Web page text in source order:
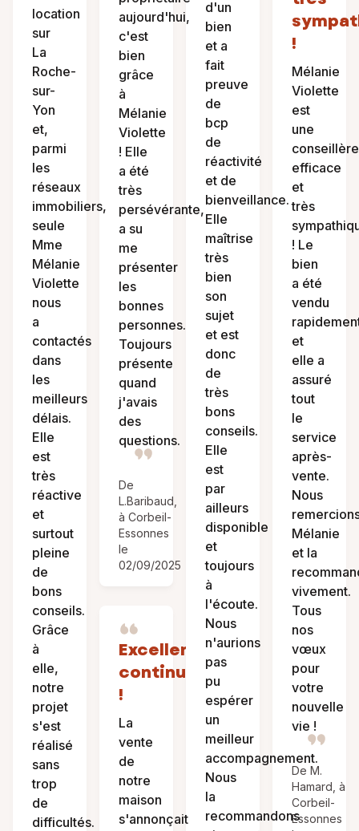
location
sur
La
Roche-
sur-
Yon
et,
parmi
les
réseaux
immobiliers,
seule
Mme
Mélanie
Violette
nous
a
contactés
dans
les
meilleurs
délais.
Elle
est
très
réactive
et
surtout
pleine
de
bons
conseils.
Grâce
à
elle,
notre
projet
s'est
réalisé
sans
trop
de
difficultés.
aujourd'hui,
c'est
bien
grâce
à
Mélanie
Violette
! Elle
a été
très
persévérante,
a su
me
présenter
les
bonnes
personnes.
Toujours
présente
quand
j'avais
des
questions.
De
L.Baribaud,
à Corbeil-
Essonnes
le
02/09/2025
Excellente
continuation
!
La
vente
de
notre
maison
s'annonçait
d'un
bien
et a
fait
preuve
de
bcp
de
réactivité
et de
bienveillance.
Elle
maîtrise
très
bien
son
sujet
et est
donc
de
très
bons
conseils.
Elle
est
par
ailleurs
disponible
et
toujours
à
l'écoute.
Nous
n'aurions
pas
pu
espérer
un
meilleur
accompagnement.
Nous
la
recommandons
!
Mélanie
Violette
est
une
conseillère
efficace
et
très
! Le
bien
a été
vendu
et
elle a
assuré
tout
le
service
après-
vente.
Nous
Mélanie
et la
vivement.
Tous
nos
vœux
pour
votre
nouvelle
vie !
De M.
Hamard, à
Corbeil-
Essonnes